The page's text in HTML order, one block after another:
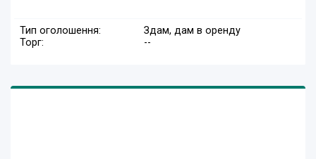
Тип оголошення:
Здам, дам в оренду
Торг:
--